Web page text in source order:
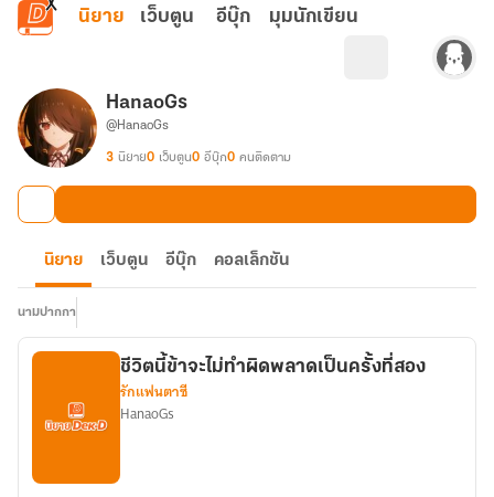
ข้ามไปยังเนื้อหาหลัก
นิยาย เว็บตูน อีบุ๊ก มุมนักเขียน
HanaoGs
@HanaoGs
3 นิยาย0 เว็บตูน0 อีบุ๊ก0 คนติดตาม
นิยาย เว็บตูน อีบุ๊ก คอลเล็กชัน
นามปากกา
ชีวิตนี้ข้าจะไม่ทำผิดพลาดเป็นครั้งที่สอง
รักแฟนตาซี
HanaoGs